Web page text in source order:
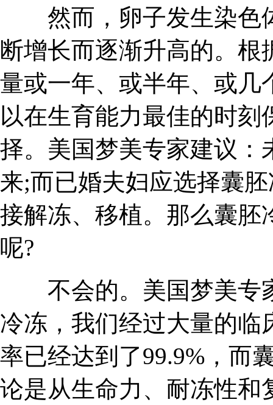
然而，卵子发生染色
断增长而逐渐升高的。
量或一年、或半年、或几
以在生育能力最佳的时
择。美国梦美专家建议：
来;而已婚夫妇应选择囊
接解冻、移植。那么囊胚
呢?
不会的。美国梦美专
冷冻，我们经过大量的临
率已经达到了99.9%，而
论是从生命力、耐冻性和